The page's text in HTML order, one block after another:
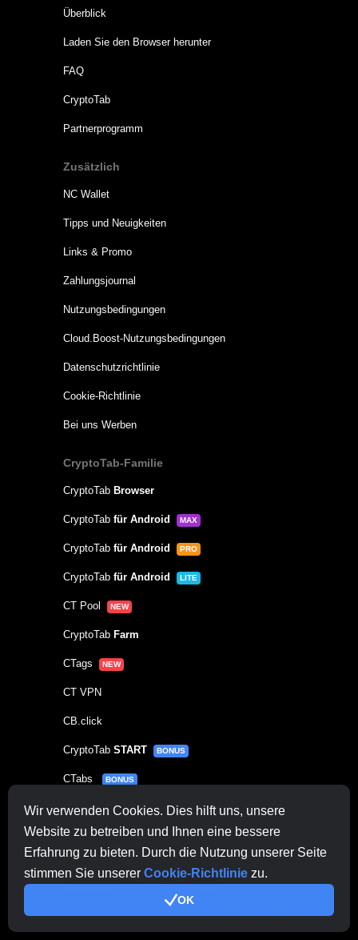
Wir verwenden Cookies. Dies hilft uns, unsere
Website zu betreiben und Ihnen eine bessere
Erfahrung zu bieten. Durch die Nutzung unserer Seite
stimmen Sie unserer Cookie-Richtlinie zu.
OK
Überblick
Laden Sie den Browser herunter
FAQ
CryptoTab
Partnerprogramm
Zusätzlich
NC Wallet
Tipps und Neuigkeiten
Links & Promo
Zahlungsjournal
Nutzungsbedingungen
Cloud.Boost-Nutzungsbedingungen
Datenschutzrichtlinie
Cookie-Richtlinie
Bei uns Werben
CryptoTab-Familie
CryptoTab Browser
CryptoTab für Android MAX
CryptoTab für Android PRO
CryptoTab für Android LITE
CT Pool NEW
CryptoTab Farm
CTags NEW
CT VPN
CB.click
CryptoTab START BONUS
CTabs BONUS
In Verbindung bleiben
Sonstige Anfragen:contactus@cryptobrowser.site